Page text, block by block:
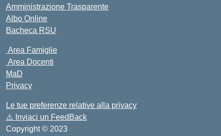
Amministrazione Trasparente
Albo Online
Bacheca RSU
Area Famiglie
Area Docenti
MaD
Privacy
Le tue preferenze relative alla privacy
⚠️ Inviaci un FeedBack
Copyright © 2023